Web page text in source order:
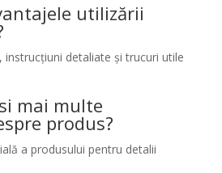
utilizării
instrucțiuni detaliate și trucuri utile
mai multe
produs?
a produsului pentru detalii